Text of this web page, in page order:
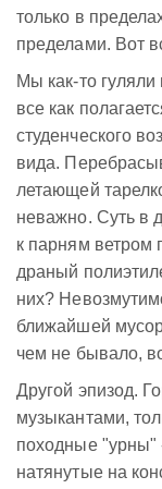
только в
пределами. Вот
Мы как-то гуляли
все как
студенческого
вида.
летающей
неважно. Суть в
к парням ветром
драный
них?
ближайшей
чем не бывало,
Другой эпизод.
музыкантами,
походные
натянутые на